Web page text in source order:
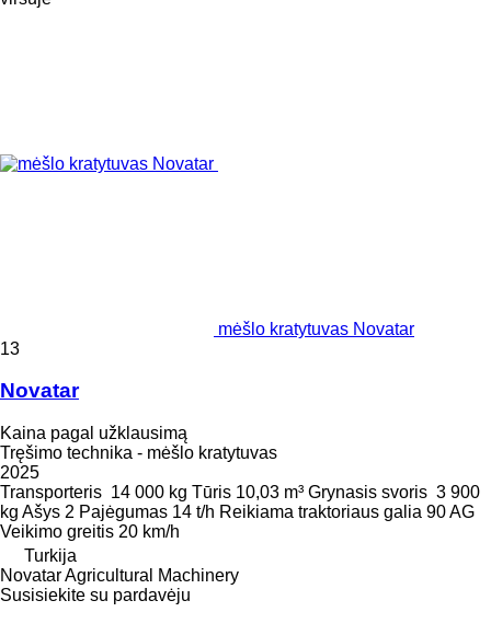
mėšlo kratytuvas Novatar
13
Novatar
Kaina pagal užklausimą
Tręšimo technika - mėšlo kratytuvas
2025
Transporteris 14 000 kg Tūris 10,03 m³ Grynasis svoris 3 900
kg Ašys 2 Pajėgumas 14 t/h Reikiama traktoriaus galia 90 AG
Veikimo greitis 20 km/h
Turkija
Novatar Agricultural Machinery
Susisiekite su pardavėju